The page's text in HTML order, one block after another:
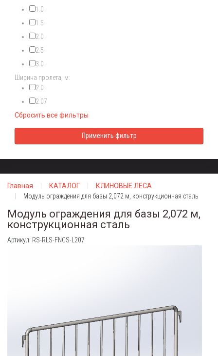
1.0
1.5
2.0
2.5
3.0
Ширина пролета, м:
2.0
2.07
Сбросить все фильтры
Главная КАТАЛОГ
КЛИНОВЫЕ ЛЕСА
Модуль ограждения для базы 2,072 м, конструкционная сталь
Модуль ограждения для базы 2,072 м,
конструкционная сталь
Артикул: RS-RLS-FNCS-L207